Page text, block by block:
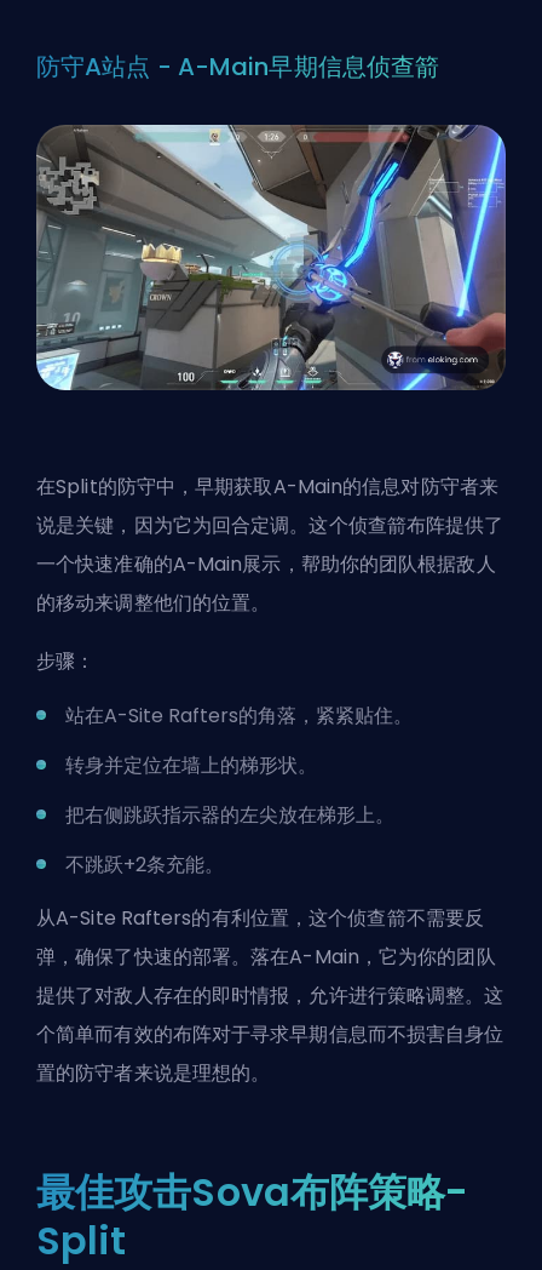
防守A站点 - A-Main早期信息侦查箭
在Split的防守中，早期获取A-Main的信息对防守者来
说是关键，因为它为回合定调。这个侦查箭布阵提供了
一个快速准确的A-Main展示，帮助你的团队根据敌人
的移动来调整他们的位置。
步骤：
站在A-Site Rafters的角落，紧紧贴住。
转身并定位在墙上的梯形状。
把右侧跳跃指示器的左尖放在梯形上。
不跳跃+2条充能。
从A-Site Rafters的有利位置，这个侦查箭不需要反
弹，确保了快速的部署。落在A-Main，它为你的团队
提供了对敌人存在的即时情报，允许进行策略调整。这
个简单而有效的布阵对于寻求早期信息而不损害自身位
置的防守者来说是理想的。
最佳攻击Sova布阵策略-
Split